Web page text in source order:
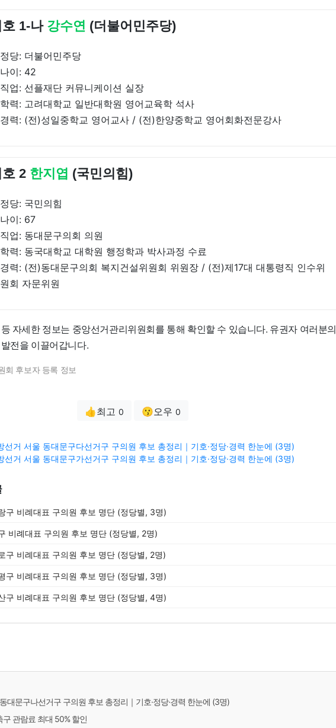
1-나 강수연 (더불어민주당)
정당: 더불어민주당
나이: 42
직업: 선플재단 커뮤니케이션 실장
학력: 고려대학교 일반대학원 영어교육학 석사
경력: (전)성일중학교 영어교사 / (전)한양중학교 영어회화전문강사
2 한지엽 (국민의힘)
정당: 국민의힘
나이: 67
직업: 동대문구의회 의원
학력: 동국대학교 대학원 행정학과 박사과정 수료
경력: (전)동대문구의회 복지건설위원회 위원장 / (전)제17대 대통령직 인수위
원회 자문위원
자세한 정보는 중앙선거관리위원회를 통해 확인할 수 있습니다. 유권자 여러분의
전을 이끌어갑니다.
회 후보자 등록 정보
👍최고 0 😗오우 0
거 서울 동대문구다선거구 구의원 후보 총정리｜기호·정당·경력 한눈에 (3명)
거 서울 동대문구가선거구 구의원 후보 총정리｜기호·정당·경력 한눈에 (3명)
구 비례대표 구의원 후보 명단 (정당별, 3명)
비례대표 구의원 후보 명단 (정당별, 2명)
구 비례대표 구의원 후보 명단 (정당별, 2명)
구 비례대표 구의원 후보 명단 (정당별, 3명)
구 비례대표 구의원 후보 명단 (정당별, 4명)
대문구나선거구 구의원 후보 총정리｜기호·정당·경력 한눈에 (3명)
구 관람료 최대 50% 할인